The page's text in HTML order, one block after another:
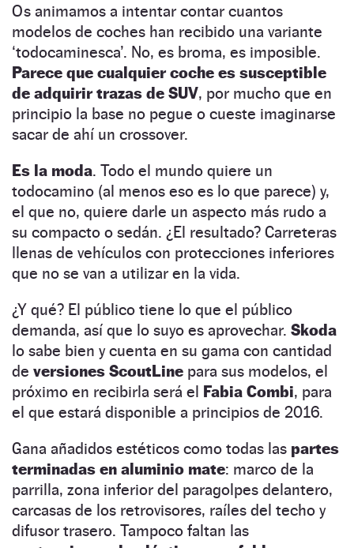
Os animamos a intentar contar cuantos
modelos de coches han recibido una variante
‘todocaminesca’. No, es broma, es imposible.
Parece que cualquier coche es susceptible
de adquirir trazas de SUV, por mucho que en
principio la base no pegue o cueste imaginarse
sacar de ahí un crossover.
Es la moda. Todo el mundo quiere un
todocamino (al menos eso es lo que parece) y,
el que no, quiere darle un aspecto más rudo a
su compacto o sedán. ¿El resultado? Carreteras
llenas de vehículos con protecciones inferiores
que no se van a utilizar en la vida.
¿Y qué? El público tiene lo que el público
demanda, así que lo suyo es aprovechar. Skoda
lo sabe bien y cuenta en su gama con cantidad
de versiones ScoutLine para sus modelos, el
próximo en recibirla será el Fabia Combi, para
el que estará disponible a principios de 2016.
Gana añadidos estéticos como todas las partes
terminadas en aluminio mate: marco de la
parrilla, zona inferior del paragolpes delantero,
carcasas de los retrovisores, raíles del techo y
difusor trasero. Tampoco faltan las